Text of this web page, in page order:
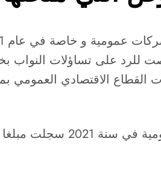
القطاع الاقتصادي العمومي